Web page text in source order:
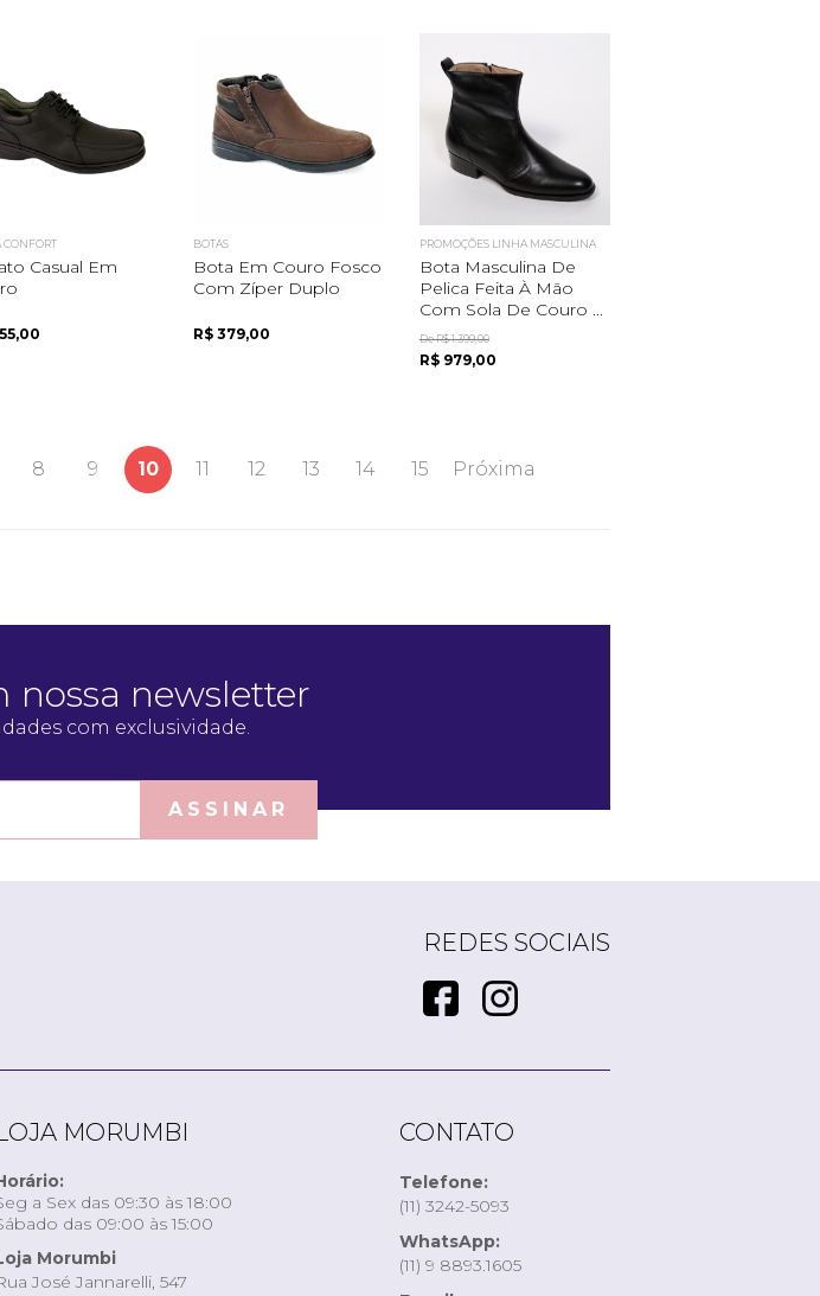
CONFORT
Casual Em
BOTAS
Bota Em Couro Fosco
Com Zíper Duplo
R$ 379,00
PROMOÇÕES LINHA MASCULINA
Bota Masculina De
Pelica Feita À Mão
Com Sola De Couro ...
De R$ 1.399,00
R$ 979,00
8 9 10 11 12 13 14 15 Próxima
nossa newsletter
com exclusividade.
ASSINAR
REDES SOCIAIS
MORUMBI
a Sex das 09:30 às 18:00
das 09:00 às 15:00
Morumbi
José Jannarelli, 547
CONTATO
Telefone:
(11) 3242-5093
WhatsApp:
(11) 9 8893.1605